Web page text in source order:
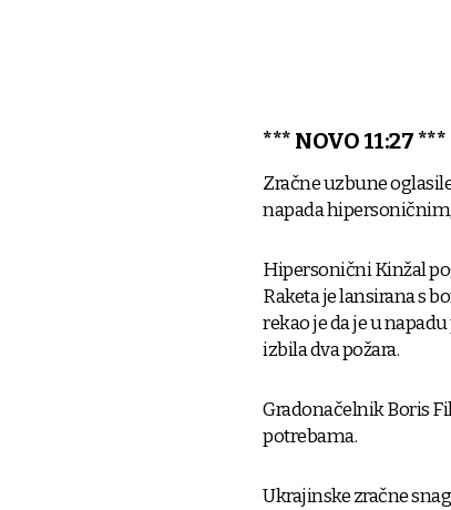
*** NOVO 11:27 ***
Zračne uzbune
napada
Hipersonični Kinžal
Raketa je lansirana s
rekao je da je u
izbila dva požara.
Gradonačelnik Boris
potrebama.
Ukrajinske zračne